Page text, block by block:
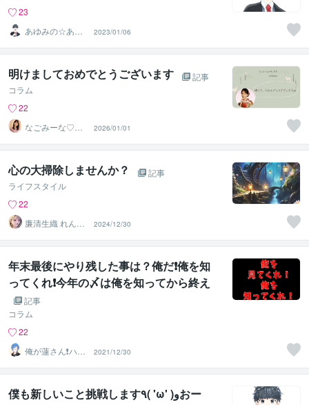
23
あゆみの☆あな
たを応援・肯定
し隊
2023/01/06
明けましておめでとうございます
記事
コラム
22
なごみーな♡癒
し系心のサポー
ター
2026/01/01
心の大掃除しませんか？
記事
ライフスタイル
22
廉清生織 れんせ
い さき
2024/12/30
年末最後にやり残した事は？俺だ❗️俺を知
ってくれ❗️今年の〆は俺を知ってから終え
てくれ❗️
記事
コラム
22
俺が蓮さん❗️ハス
じゃありません
w
2021/12/30
僕も新しいこと挑戦します٩( 'ω' )وおー